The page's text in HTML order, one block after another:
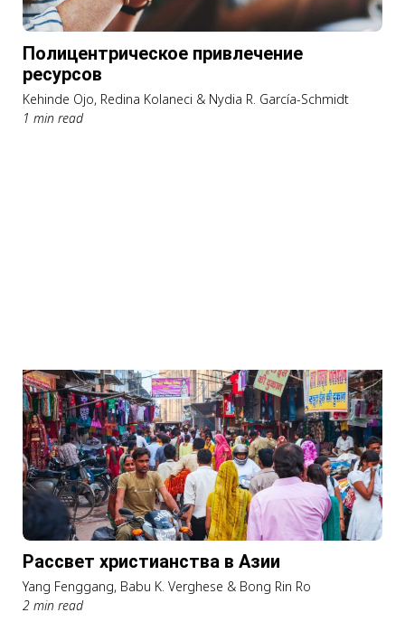
Полицентрическое привлечение
ресурсов
Kehinde Ojo, Redina Kolaneci & Nydia R. García-Schmidt
1 min read
Рассвет христианства в Азии
Yang Fenggang, Babu K. Verghese & Bong Rin Ro
2 min read